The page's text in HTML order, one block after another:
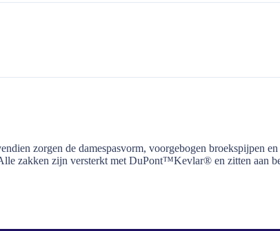
zorgen de damespasvorm, voorgebogen broekspijpen
zakken zijn versterkt met DuPont™Kevlar® en zitten aan